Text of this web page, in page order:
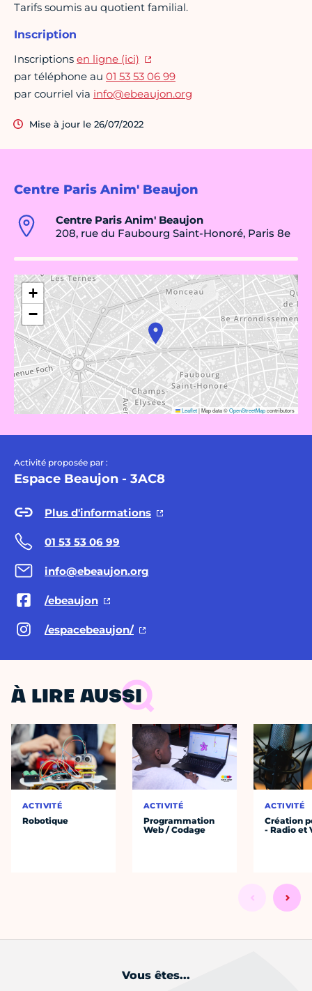
Centre Paris Anim' Beaujon
Centre Paris Anim' Beaujon
208, rue du Faubourg Saint-Honoré, Paris 8e
+
−
Leaflet|Map data ©OpenStreetMapcontributors
Activité proposée par :
Espace Beaujon - 3AC8
Plus d'informations
01 53 53 06 99
info@ebeaujon.org
/ebeaujon
/espacebeaujon/
Tarifs soumis au quotient familial.
Inscription
Inscriptions en ligne (ici)
par téléphone au 01 53 53 06 99
par courriel via info@ebeaujon.org
Mise à jour le 26/07/2022
À LIRE AUSSI
ACTIVITÉ
Robotique
ACTIVITÉ
Programmation
Web / Codage
ACTIVITÉ
Création
- Radio et
Vous êtes...